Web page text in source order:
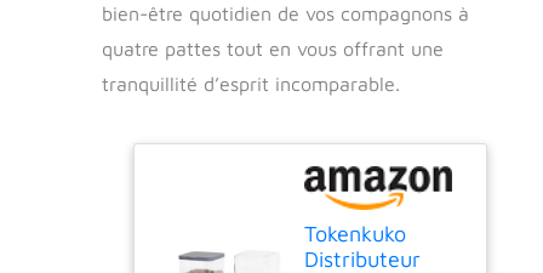
bien-être quotidien de vos compagnons à
quatre pattes tout en vous offrant une
tranquillité d’esprit incomparable.
Tokenkuko
Distributeur